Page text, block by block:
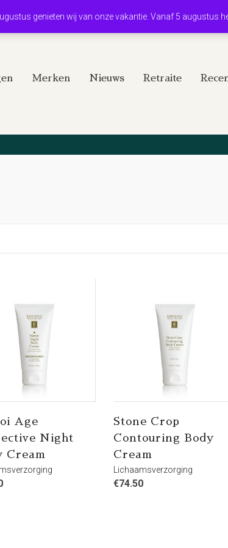
genieten wij van onze vakantie. Vanaf 5 augustus
Merken Nieuws Retraite
Age
Night
Cream
Stone Crop
Contouring Body
Cream
Lichaamsverzorging
€74.50